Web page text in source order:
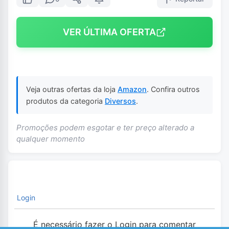
VER ÚLTIMA OFERTA
Veja outras ofertas da loja Amazon. Confira outros
produtos da categoria Diversos.
Promoções podem esgotar e ter preço alterado a
qualquer momento
Login
É necessário fazer o Login para comentar